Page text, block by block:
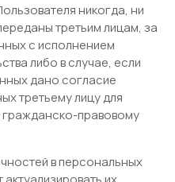
никогда, ни
третьим лицам, за
с исполнением
либо в случае, если
дано согласие
третьему лицу для
гражданско-правовому
в персональных